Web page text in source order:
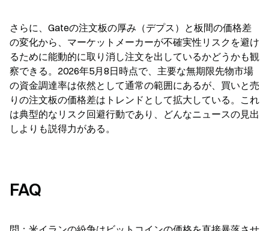
さらに、Gateの注文板の厚み（デプス）と板間の価格差
の変化から、マーケットメーカーが不確実性リスクを避け
るために能動的に取り消し注文を出しているかどうかも観
察できる。2026年5月8日時点で、主要な無期限先物市場
の資金調達率は依然として通常の範囲にあるが、買いと売
りの注文板の価格差はトレンドとして拡大している。これ
は典型的なリスク回避行動であり、どんなニュースの見出
しよりも説得力がある。
FAQ